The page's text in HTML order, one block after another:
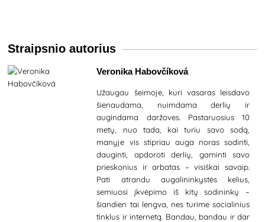
Straipsnio autorius
Veronika Habovčíková
Užaugau šeimoje, kuri vasaras leisdavo
šienaudama, nuimdama derlių ir
augindama daržoves. Pastaruosius 10
metų, nuo tada, kai turiu savo sodą,
manyje vis stipriau auga noras sodinti,
dauginti, apdoroti derlių, gaminti savo
prieskonius ir arbatas – visiškai savaip.
Pati atrandu augalininkystės kelius,
semiuosi įkvėpimo iš kitų sodininkų –
šiandien tai lengva, nes turime socialinius
tinklus ir internetą. Bandau, bandau ir dar